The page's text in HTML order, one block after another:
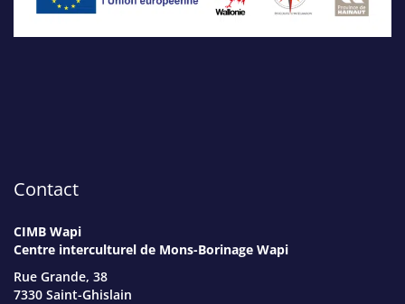
Contact
CIMB Wapi
Centre interculturel de Mons-Borinage Wapi
Rue Grande, 38
7330 Saint-Ghislain